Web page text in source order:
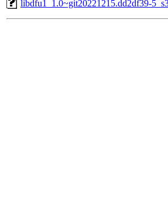
libdfu1_1.0~git20221215.dd2df39-